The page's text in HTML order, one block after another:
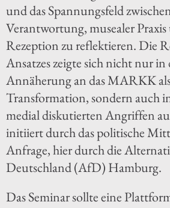
und das Spannungsfeld
Verantwortung, musealer
Rezeption zu reflektieren. Die
Ansatzes zeigte sich nicht nur
Annäherung an das MARKK
Transformation, sondern auch
medial diskutierten Angriffen
initiiert durch das politische
Anfrage, hier durch die
Deutschland (AfD) Hamburg.
Das Seminar sollte eine